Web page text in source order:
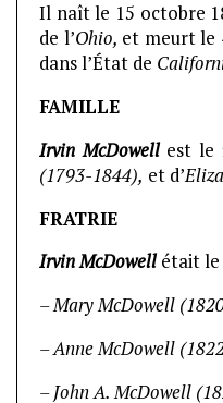
Il naît le 15 octobre
de l’Ohio, et meurt le
dans l’État de
FAMILLE
Irvin McDowellest le
(1793-1844), et d’
FRATRIE
Irvin McDowellétait le
– Mary McDowell
– Anne McDowell
– John A. McDowell